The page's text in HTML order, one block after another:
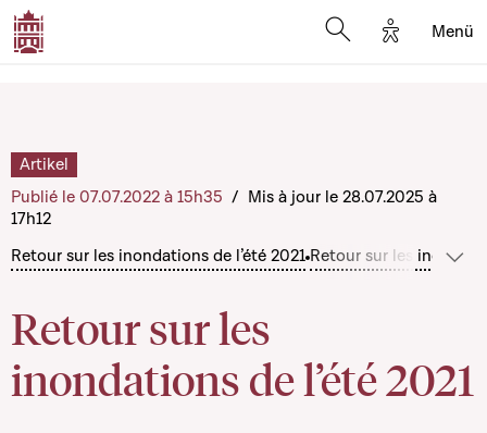
Options
Menü
Retour sur les inondations de l’été 2021 Retour sur les
Retour sur les
inondations de l’été 2021
Artikel
Publié le 07.07.2022 à 15h35 / Mis à jour le 28.07.2025 à
17h12